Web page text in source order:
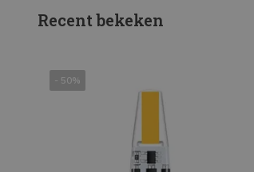
Recent bekeken
- 50%